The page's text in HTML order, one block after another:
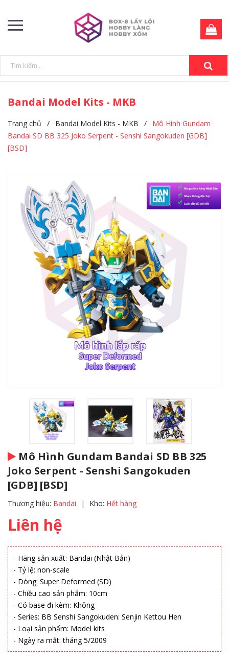
Bandai Model Kits - MKB
Trang chủ / Bandai Model Kits - MKB /
Mô Hình Gundam
Bandai SD BB 325 Joko Serpent - Senshi Sangokuden [GDB]
[BSD]
Mô Hình Gundam Bandai SD BB 325
Joko Serpent - Senshi Sangokuden
[GDB] [BSD]
Thương hiệu: Bandai | Kho: Hết hàng
Liên hệ
- Hãng sản xuất: Bandai (Nhật Bản)
- Tỷ lệ: non-scale
- Dòng: Super Deformed (SD)
- Chiều cao sản phẩm: 10cm
- Có base đi kèm: Không
- Series: BB Senshi Sangokuden: Senjin Kettou Hen
- Loại sản phẩm: Model kits
- Ngày ra mắt: tháng 5/2009